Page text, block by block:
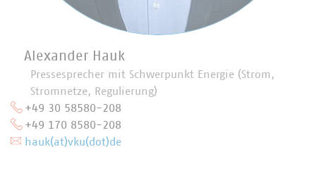
Alexander Hauk
Pressesprecher mit Schwerpunkt Energie (Strom,
Stromnetze, Regulierung)
+49 30 58580-208
+49 170 8580-208
hauk(at)vku(dot)de